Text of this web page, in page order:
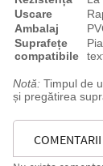
Uscare
Ambalaj
Suprafețe
compatibile
Notă:Timpul de
și pregătirea